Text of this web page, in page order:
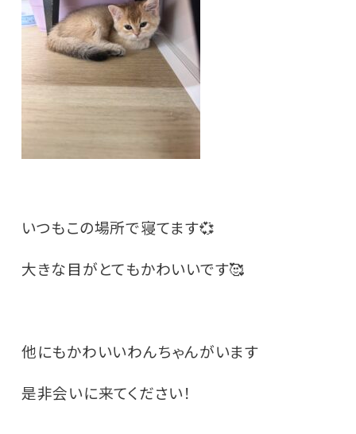
いつもこの場所で寝てます💞
大きな目がとてもかわいいです🥰
他にもかわいいわんちゃんがいます
是非会いに来てください！